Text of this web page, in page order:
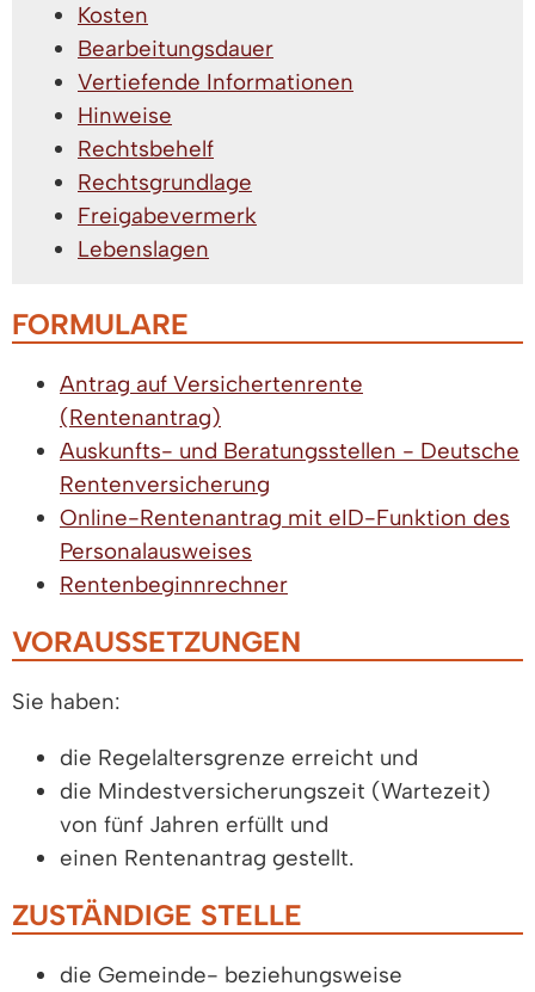
Kosten
Bearbeitungsdauer
Vertiefende Informationen
Hinweise
Rechtsbehelf
Rechtsgrundlage
Freigabevermerk
Lebenslagen
FORMULARE
Antrag auf Versichertenrente
(Rentenantrag)
Auskunfts- und Beratungsstellen - Deutsche
Rentenversicherung
Online-Rentenantrag mit eID-Funktion des
Personalausweises
Rentenbeginnrechner
VORAUSSETZUNGEN
Sie haben:
die Regelaltersgrenze erreicht und
die Mindestversicherungszeit (Wartezeit)
von fünf Jahren erfüllt und
einen Rentenantrag gestellt.
ZUSTÄNDIGE STELLE
die Gemeinde- beziehungsweise